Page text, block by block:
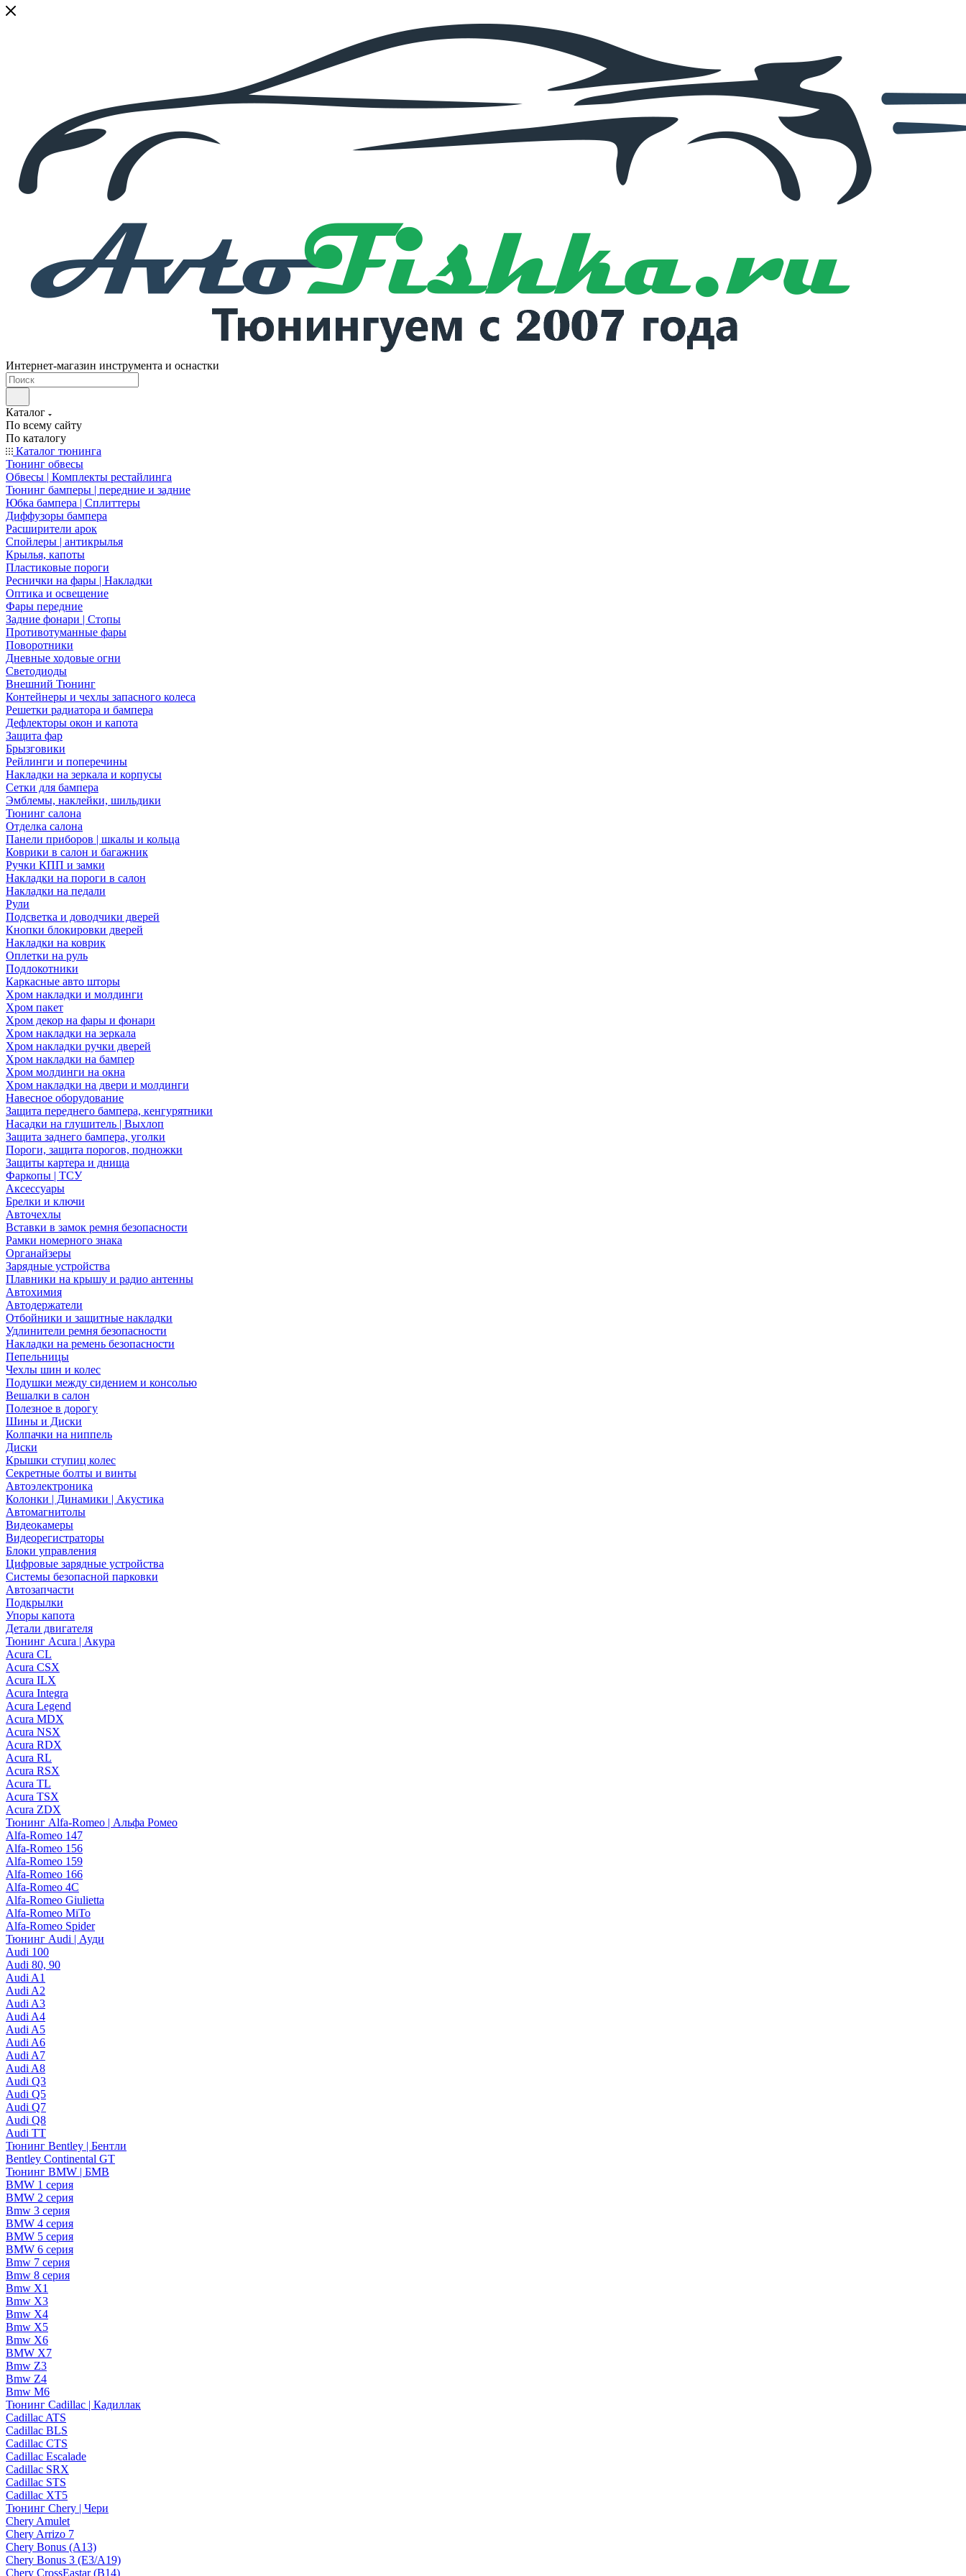
Интернет-магазин инструмента и оснастки
Каталог
По всему сайту
По каталогу
Каталог тюнинга
Тюнинг обвесы
Обвесы | Комплекты рестайлинга
Тюнинг бамперы | передние и задние
Юбка бампера | Сплиттеры
Диффузоры бампера
Расширители арок
Спойлеры | антикрылья
Крылья, капоты
Пластиковые пороги
Реснички на фары | Накладки
Оптика и освещение
Фары передние
Задние фонари | Стопы
Противотуманные фары
Поворотники
Дневные ходовые огни
Светодиоды
Внешний Тюнинг
Контейнеры и чехлы запасного колеса
Решетки радиатора и бампера
Дефлекторы окон и капота
Защита фар
Брызговики
Рейлинги и поперечины
Накладки на зеркала и корпусы
Сетки для бампера
Эмблемы, наклейки, шильдики
Тюнинг салона
Отделка салона
Панели приборов | шкалы и кольца
Коврики в салон и багажник
Ручки КПП и замки
Накладки на пороги в салон
Накладки на педали
Рули
Подсветка и доводчики дверей
Кнопки блокировки дверей
Накладки на коврик
Оплетки на руль
Подлокотники
Каркасные авто шторы
Хром накладки и молдинги
Хром пакет
Хром декор на фары и фонари
Хром накладки на зеркала
Хром накладки ручки дверей
Хром накладки на бампер
Хром молдинги на окна
Хром накладки на двери и молдинги
Навесное оборудование
Защита переднего бампера, кенгурятники
Насадки на глушитель | Выхлоп
Защита заднего бампера, уголки
Пороги, защита порогов, подножки
Защиты картера и днища
Фаркопы | ТСУ
Аксессуары
Брелки и ключи
Авточехлы
Вставки в замок ремня безопасности
Рамки номерного знака
Органайзеры
Зарядные устройства
Плавники на крышу и радио антенны
Автохимия
Автодержатели
Отбойники и защитные накладки
Удлинители ремня безопасности
Накладки на ремень безопасности
Пепельницы
Чехлы шин и колес
Подушки между сидением и консолью
Вешалки в салон
Полезное в дорогу
Шины и Диски
Колпачки на ниппель
Диски
Крышки ступиц колес
Секретные болты и винты
Автоэлектроника
Колонки | Динамики | Акустика
Автомагнитолы
Видеокамеры
Видеорегистраторы
Блоки управления
Цифровые зарядные устройства
Системы безопасной парковки
Автозапчасти
Подкрылки
Упоры капота
Детали двигателя
Тюнинг Acura | Акура
Acura CL
Acura CSX
Acura ILX
Acura Integra
Acura Legend
Acura MDX
Acura NSX
Acura RDX
Acura RL
Acura RSX
Acura TL
Acura TSX
Acura ZDX
Тюнинг Alfa-Romeo | Альфа Ромео
Alfa-Romeo 147
Alfa-Romeo 156
Alfa-Romeo 159
Alfa-Romeo 166
Alfa-Romeo 4C
Alfa-Romeo Giulietta
Alfa-Romeo MiTo
Alfa-Romeo Spider
Тюнинг Audi | Ауди
Audi 100
Audi 80, 90
Audi A1
Audi A2
Audi A3
Audi A4
Audi A5
Audi A6
Audi A7
Audi A8
Audi Q3
Audi Q5
Audi Q7
Audi Q8
Audi TT
Тюнинг Bentley | Бентли
Bentley Continental GT
Тюнинг BMW | БМВ
BMW 1 серия
BMW 2 серия
Bmw 3 серия
BMW 4 серия
BMW 5 серия
BMW 6 серия
Bmw 7 серия
Bmw 8 серия
Bmw X1
Bmw X3
Bmw X4
Bmw X5
Bmw X6
BMW X7
Bmw Z3
Bmw Z4
Bmw М6
Тюнинг Cadillac | Кадиллак
Cadillac ATS
Cadillac BLS
Cadillac CTS
Cadillac Escalade
Cadillac SRX
Cadillac STS
Cadillac XT5
Тюнинг Chery | Чери
Chery Amulet
Chery Arrizo 7
Chery Bonus (A13)
Chery Bonus 3 (E3/A19)
Chery CrossEastar (B14)